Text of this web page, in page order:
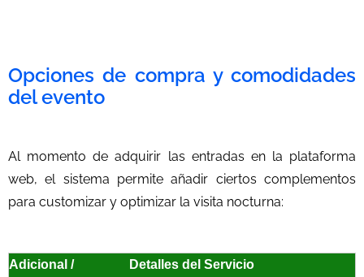
Opciones de compra y comodidades
del evento
Al momento de adquirir las entradas en la plataforma
web, el sistema permite añadir ciertos complementos
para customizar y optimizar la visita nocturna:
Adicional /
Detalles del Servicio